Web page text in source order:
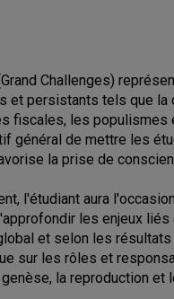
Challenges)
et persistants tels que
fiscales, les populismes
général de mettre les
la prise de
l'étudiant aura
les enjeux
et selon les
sur les rôles et
la reproduction